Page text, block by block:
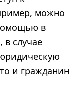
можно
в
в случае
и гражданин